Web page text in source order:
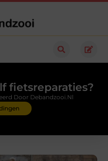
fietsreparaties?
Door Debandzooi.nl